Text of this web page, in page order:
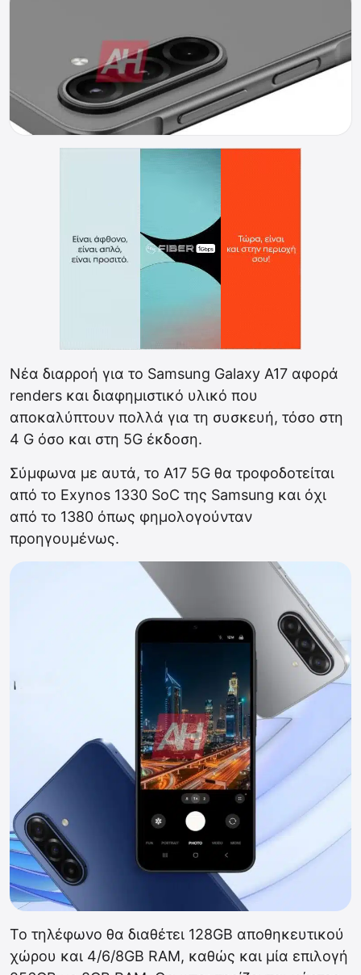
Nέα διαρροή για το Samsung Galaxy Α17 αφορά
renders και διαφημιστικό υλικό που
αποκαλύπτουν πολλά για τη συσκευή, τόσο στη
4 G όσο και στη 5G έκδοση.
Σύμφωνα με αυτά, το A17 5G θα τροφοδοτείται
από το Exynos 1330 SoC της Samsung και όχι
από το 1380 όπως φημολογούνταν
προηγουμένως.
Το τηλέφωνο θα διαθέτει 128GB αποθηκευτικού
χώρου και 4/6/8GB RAM, καθώς και μία επιλογή